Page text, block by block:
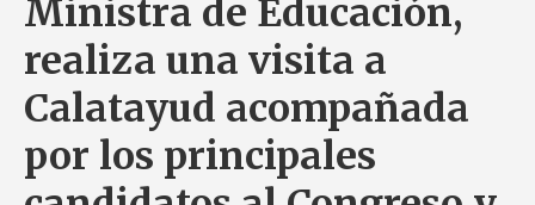
Ministra de Educación,
realiza una visita a
Calatayud acompañada
por los principales